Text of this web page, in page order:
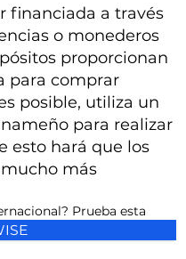
financiada a través
o monederos
proporcionan
para comprar
posible, utiliza un
para realizar
esto hará que los
más
Prueba esta